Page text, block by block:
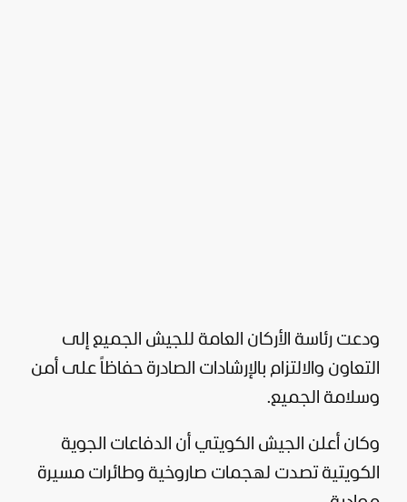
ودعت رئاسة الأركان العامة للجيش الجميع إلى
التعاون والالتزام بالإرشادات الصادرة حفاظاً على أمن
وسلامة الجميع.
وكان أعلن الجيش الكويتي أن الدفاعات الجوية
الكويتية تصدت لهجمات صاروخية وطائرات مسيرة